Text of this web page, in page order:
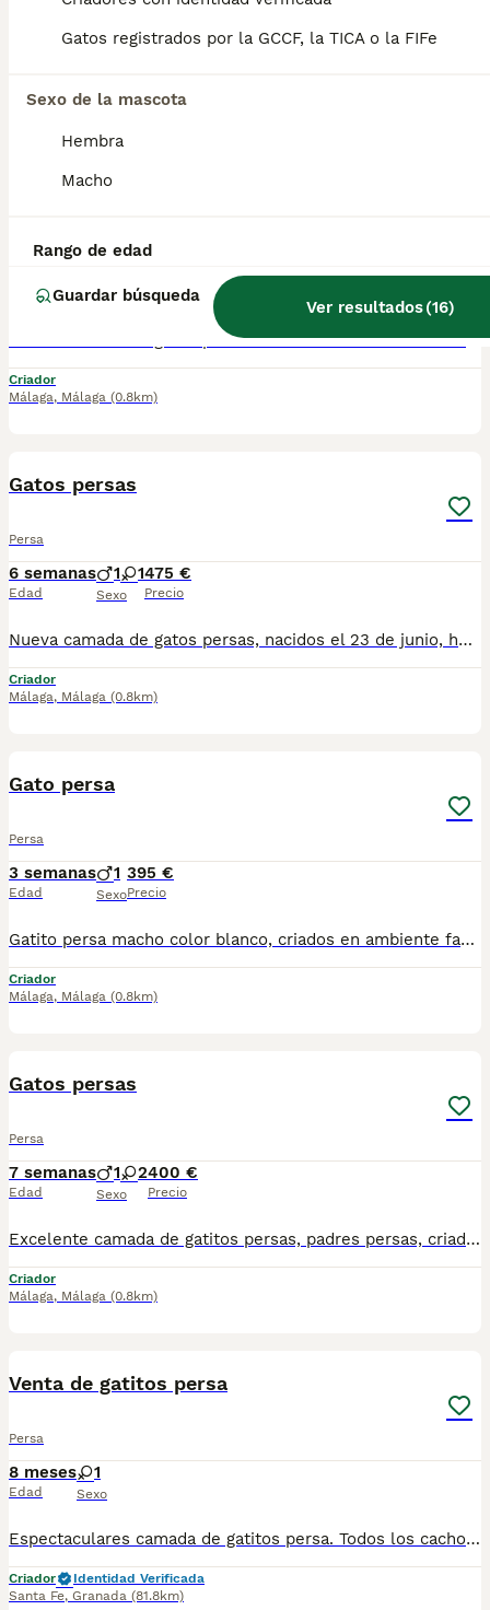
Gatos registrados por la GCCF, la TICA o la FIFe
Sexo de la mascota
Hembra
Macho
Rango de edad
Guardar búsqueda
Ver resultados(16)
Málaga,Málaga (0.8km)
Gatos persas chinchilla silver
Edad Sexo Precio
Nueva camada de gatos persas chinchilla silver nacidos el 16 de junio, se entregan vacunados desparacitado y con cartilla, dos machos y una hembra. Se recojen en torrejón de ardoz (Madrid), los machos 660, y la hembra 750
Criador
Málaga, Málaga (0.8km)
Gatos persas
Persa
6 semanas
Edad
1 1
Sexo
475 €
Precio
Nueva camada de gatos persas, nacidos el 23 de junio, hembra ojos azules, macho. Se entregan vacunados desparacitado y con cartilla veterinaria. Para mas información por wasap al 610704512. Se recojen en jaen.
Criador
Málaga, Málaga (0.8km)
Gato persa
Persa
3 semanas
Edad
1
Sexo
395 €
Precio
Gatito persa macho color blanco, criados en ambiente familiar. Nacido el 14 de julio. Se recojen en fuente de piedra, un pueblo de malaga para mas información por wasap al 610704512
Criador
Málaga, Málaga (0.8km)
Gatos persas
Persa
7 semanas
Edad
1 2
Sexo
400 €
Precio
Excelente camada de gatitos persas, padres persas, criados en ambiente familiar. Se recogen en Madrid, no se envían. Para más información y fotos o vídeos teléfono 644 35 36 12
Criador
Málaga, Málaga (0.8km)
Venta de gatitos persa
Persa
8 meses
Edad
1
Sexo
Espectaculares camada de gatitos persa. Todos los cachorritos se entregan con unos dos meses y medio de edad y sus vacunas correspondientes, desparasitados interna y externamente, con certificado de salud, y garantía tanto por enfermedad vírica como congénito genética. Posibilidad de entregar en toda España mediante transporte propio preparado para animales y con chofer privado. Los precios pueden variar según las características y morfología de cada cachorro. Añádenos al whats app o llámanos, y encantados atenderemos todas tus dudas y consultas. Teléfono / Whats app: 641 92 23 90
Criador
Identidad Verificada
Santa Fe, Granada (81.8km)